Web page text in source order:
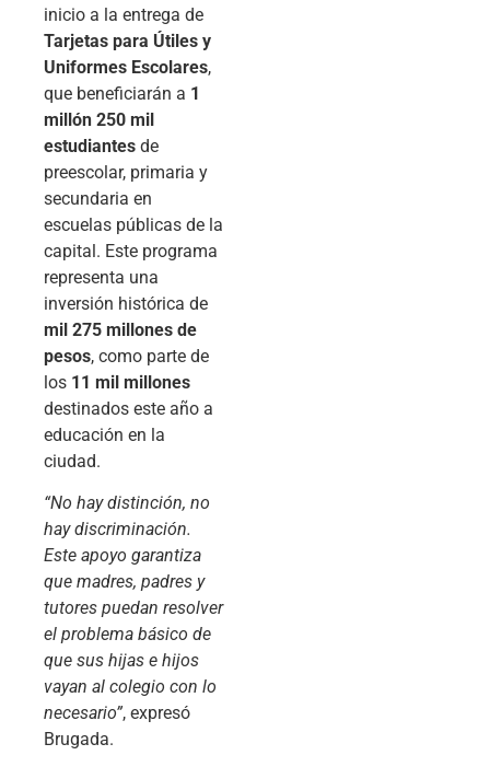
inicio a la entrega de
Tarjetas para Útiles y
Uniformes Escolares,
que beneficiarán a 1
millón 250 mil
estudiantes de
preescolar, primaria y
secundaria en
escuelas públicas de la
capital. Este programa
representa una
inversión histórica de
mil 275 millones de
pesos, como parte de
los 11 mil millones
destinados este año a
educación en la
ciudad.
“No hay distinción, no
hay discriminación.
Este apoyo garantiza
que madres, padres y
tutores puedan resolver
el problema básico de
que sus hijas e hijos
vayan al colegio con lo
necesario”, expresó
Brugada.